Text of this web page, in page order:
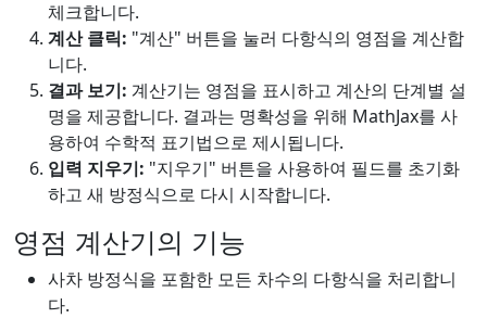
체크합니다.
계산 클릭: "계산" 버튼을 눌러 다항식의 영점을 계산합
니다.
결과 보기: 계산기는 영점을 표시하고 계산의 단계별 설
명을 제공합니다. 결과는 명확성을 위해 MathJax를 사
용하여 수학적 표기법으로 제시됩니다.
입력 지우기: "지우기" 버튼을 사용하여 필드를 초기화
하고 새 방정식으로 다시 시작합니다.
영점 계산기의 기능
사차 방정식을 포함한 모든 차수의 다항식을 처리합니
다.